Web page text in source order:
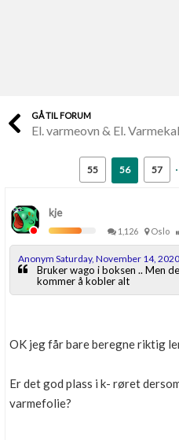
Finn håndverkere
Skaff dokumentasjon som
Kundeservice
Få svar på det du lurer på
Få mer ut av Boligmappa
GÅ TIL FORUM
El. varmeovn & El.
55 56 57
kje
1,126
Oslo
Anonym Saturday, November 14, 2020
Bruker wago i boksen .. Men
kommer å kobler alt
OK jeg får bare beregne riktig
Er det god plass i k- røret
varmefolie?